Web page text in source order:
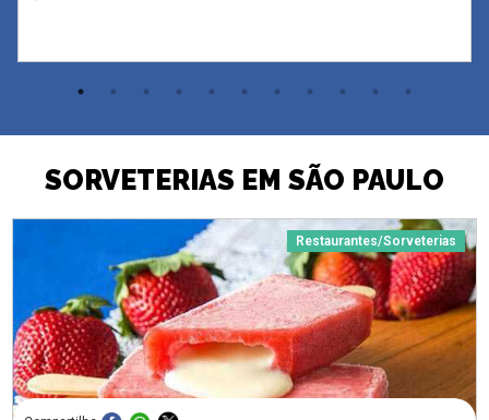
SORVETERIAS EM SÃO PAULO
Restaurantes/Sorveterias